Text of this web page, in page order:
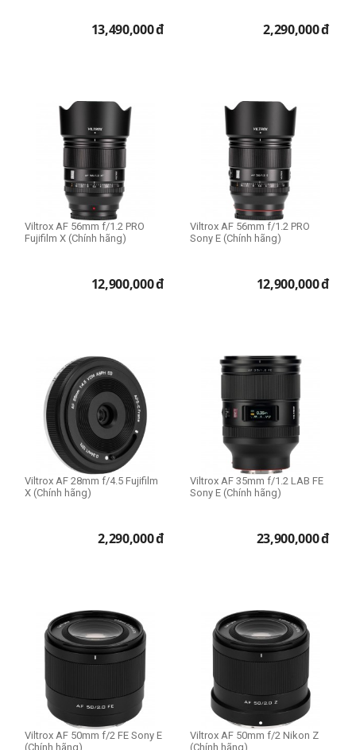
13,490,000đ 2,290,000đ
Viltrox AF 56mm f/1.2 PRO
Fujifilm X (Chính hãng)
12,900,000đ
Viltrox AF 56mm f/1.2 PRO
Sony E (Chính hãng)
12,900,000đ
Viltrox AF 28mm f/4.5 Fujifilm
X (Chính hãng)
2,290,000đ
Viltrox AF 35mm f/1.2 LAB FE
Sony E (Chính hãng)
23,900,000đ
Viltrox AF 50mm f/2 FE Sony E
(Chính hãng)
Viltrox AF 50mm f/2 Nikon Z
(Chính hãng)